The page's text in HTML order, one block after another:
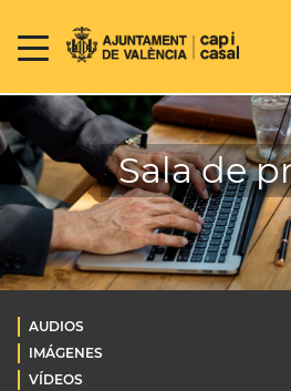
Sala de
AUDIOS
IMÁGENES
VÍDEOS